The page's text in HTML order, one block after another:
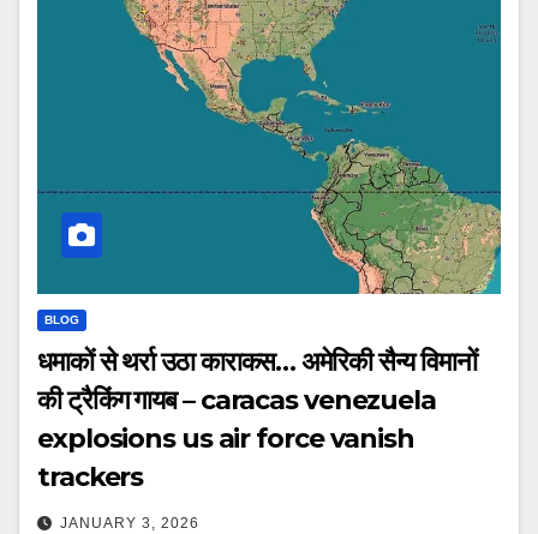
BLOG
धमाकों से थर्रा उठा काराकस… अमेरिकी सैन्य विमानों
की ट्रैकिंग गायब – caracas venezuela
explosions us air force vanish
trackers
JANUARY 3, 2026